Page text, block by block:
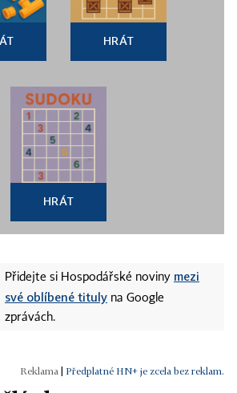
HRÁT
HRÁT
Přidejte si Hospodářské noviny mezi
své oblíbené tituly na Google
zprávách.
Předplatné HN+ je zcela bez reklam.